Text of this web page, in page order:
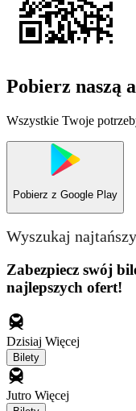
Pobierz naszą
Wszystkie Twoje
Pobierz z Google Play
Wyszukaj
Zabezpiecz swój
najlepszych ofert!
Dzisiaj Więcej
Bilety
Jutro Więcej